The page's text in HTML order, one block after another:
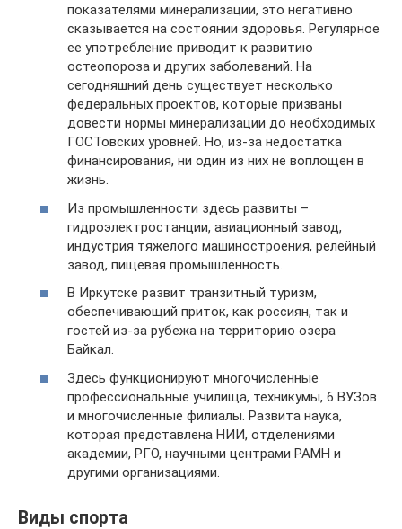
показателями минерализации, это негативно
сказывается на состоянии здоровья. Регулярное
ее употребление приводит к развитию
остеопороза и других заболеваний. На
сегодняшний день существует несколько
федеральных проектов, которые призваны
довести нормы минерализации до необходимых
ГОСТовских уровней. Но, из-за недостатка
финансирования, ни один из них не воплощен в
жизнь.
Из промышленности здесь развиты –
гидроэлектростанции, авиационный завод,
индустрия тяжелого машиностроения, релейный
завод, пищевая промышленность.
В Иркутске развит транзитный туризм,
обеспечивающий приток, как россиян, так и
гостей из-за рубежа на территорию озера
Байкал.
Здесь функционируют многочисленные
профессиональные училища, техникумы, 6 ВУЗов
и многочисленные филиалы. Развита наука,
которая представлена НИИ, отделениями
академии, РГО, научными центрами РАМН и
другими организациями.
Виды спорта